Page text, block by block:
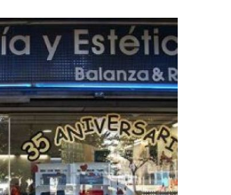
Ampliar